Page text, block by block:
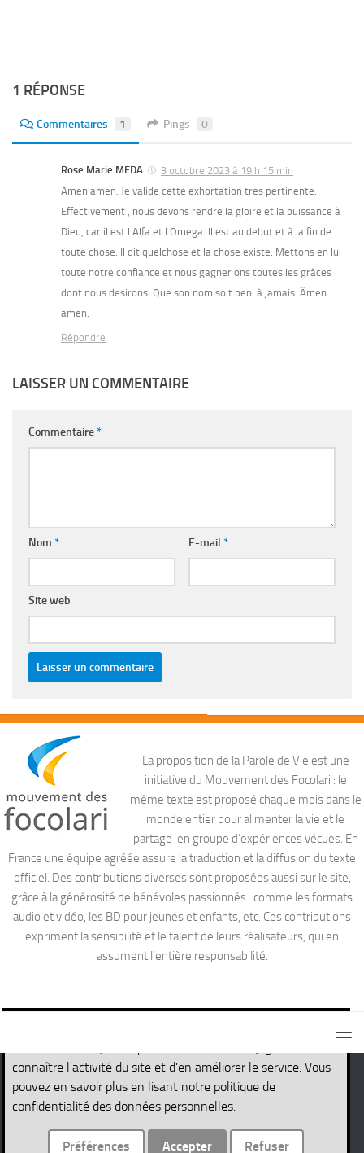
1 RÉPONSE
Commentaires 1 Pings 0
Rose Marie MEDA
3 octobre 2023 à 19 h 15 min
Amen amen. Je valide cette exhortation tres pertinente.
Effectivement , nous devons rendre la gloire et la puissance à
Dieu, car il est l Alfa et l Omega. Il est au debut et à la fin de
toute chose. Il dit quelchose et la chose existe. Mettons en lui
toute notre confiance et nous gagner ons toutes les grâces
dont nous desirons. Que son nom soit beni à jamais. Âmen
amen.
Répondre
LAISSER UN COMMENTAIRE
Commentaire*
Nom * E-mail *
Site web
La proposition de la Parole de Vie est une
initiative du Mouvement des Focolari : le
même texte est proposé chaque mois dans le
monde entier pour alimenter la vie et le
partage en groupe d’expériences vécues. En
France une équipe agréée assure la traduction et la diffusion du texte
officiel. Des contributions diverses sont proposées aussi sur le site,
grâce à la générosité de bénévoles passionnés : comme les formats
audio et vidéo, les BD pour jeunes et enfants, etc. Ces contributions
expriment la sensibilité et le talent de leurs réalisateurs, qui en
assument l’entière responsabilité.
Site de la Parole de Vie © 2026. Tous droits réservés.
connaître l'activité du site et d'en améliorer le service. Vous
pouvez en savoir plus en lisant notre politique de
confidentialité des données personnelles.
Préférences Accepter Refuser